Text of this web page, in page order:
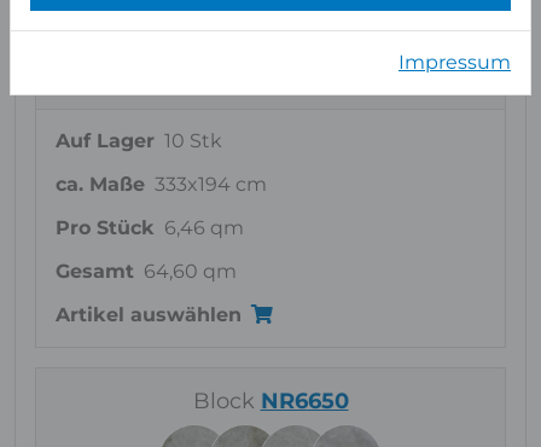
Auf Lager 10 Stk
ca. Maße 333x194 cm
Pro Stück 6,46 qm
Gesamt 64,60 qm
Artikel auswählen
Block NR6650
Impressum